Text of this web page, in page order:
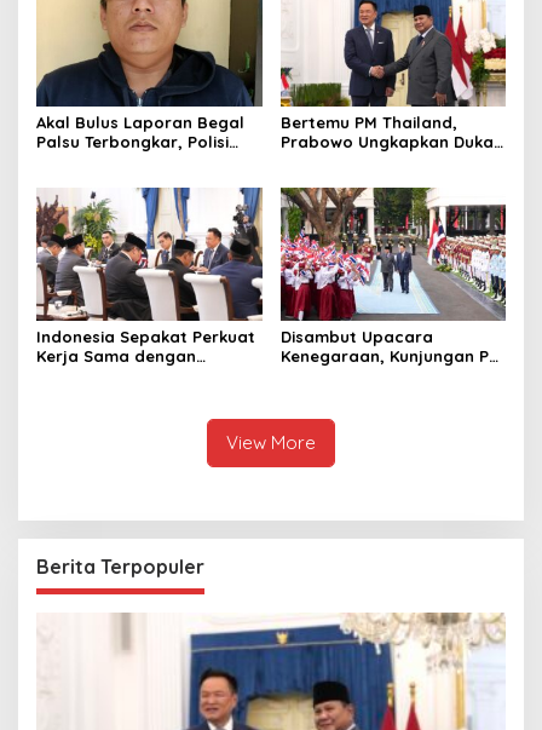
Akal Bulus Laporan Begal
Palsu Terbongkar, Polisi
Bertemu PM Thailand,
Prabowo Ungkapkan Duka
Raja Thailand
Indonesia Sepakat Perkuat
Kerja Sama dengan
Disambut Upacara
Kenegaraan, Kunjungan PM
Thailand
View More
Berita Terpopuler